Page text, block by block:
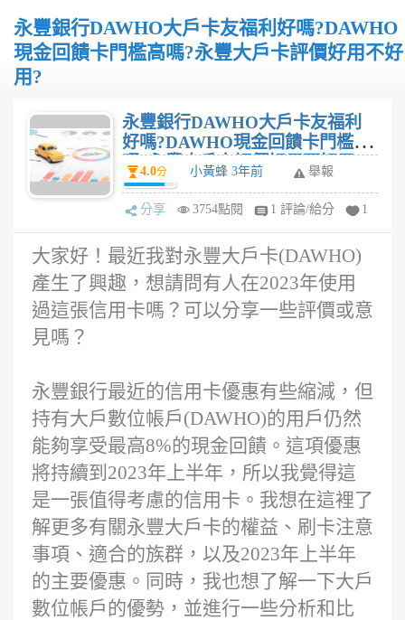
永豐銀行DAWHO大戶卡友福利好嗎?DAWHO
現金回饋卡門檻高嗎?永豐大戶卡評價好用不好
用?
永豐銀行DAWHO大戶卡友福利
好嗎?DAWHO現金回饋卡門檻高
嗎?永豐大戶卡評價好用不好用?
4.0分 小黃蜂 3年前 舉報
分享 3754點閱 1 評論/給分 1
大家好！最近我對永豐大戶卡(DAWHO)
產生了興趣，想請問有人在2023年使用
過這張信用卡嗎？可以分享一些評價或意
見嗎？
永豐銀行最近的信用卡優惠有些縮減，但
持有大戶數位帳戶(DAWHO)的用戶仍然
能夠享受最高8%的現金回饋。這項優惠
將持續到2023年上半年，所以我覺得這
是一張值得考慮的信用卡。我想在這裡了
解更多有關永豐大戶卡的權益、刷卡注意
事項、適合的族群，以及2023年上半年
的主要優惠。同時，我也想了解一下大戶
數位帳戶的優勢，並進行一些分析和比